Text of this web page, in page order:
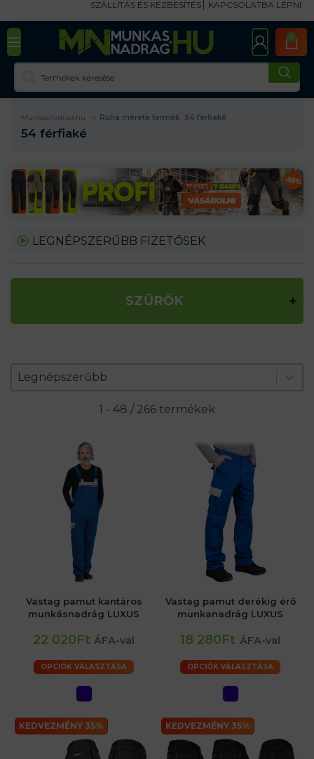
SZÁLLÍTÁS ÉS KÉZBESÍTÉS KAPCSOLATBA LÉPNI
0
Munkasnadrag.hu Ruha mérete termék 54 férfiaké
54 férfiaké
LEGNÉPSZERŰBB FIZETŐSEK
SZŰRŐK
Zoradenie produktov
Sort content
Legnépszerűbb
Sort content
1 - 48 / 266 termékek
Vastag pamut kantáros
munkásnadrág LUXUS
22 020Ft ÁFA-val
OPCIÓK VÁLASZTÁSA
Vastag pamut derékig érő
munkanadrág LUXUS
18 280Ft ÁFA-val
OPCIÓK VÁLASZTÁSA
KEDVEZMÉNY 35% KEDVEZMÉNY 35%